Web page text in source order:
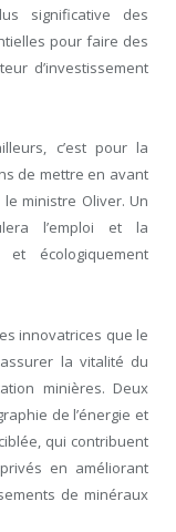
significative des
pour faire des
d’investissement
c’est pour la
de mettre en avant
ministre Oliver. Un
l’emploi et la
et écologiquement
innovatrices que le
la vitalité du
minières. Deux
de l’énergie et
qui contribuent
en améliorant
de minéraux